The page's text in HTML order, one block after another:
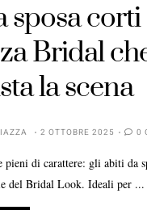
sposa
Bridal
la scena
2 OTTOBRE 2025 0
pieni di carattere: gli abiti da
del Bridal Look. Ideali per ...